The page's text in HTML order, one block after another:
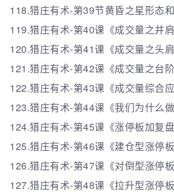
118.猎庄有术-第39节黄昏之星形态
119.猎庄有术-第40课《成交量之并
120.猎庄有术-第41课《成交量之头
121.猎庄有术-第42课《成交量之台
122.猎庄有术-第43课《成交量综合
123.猎庄有术-第44课《我们为什么
124.猎庄有术-第45课《涨停板加复
125.猎庄有术-第46课《建仓型涨停
126.猎庄有术-第47课《对倒型涨停
127.猎庄有术-第48课《拉升型涨停